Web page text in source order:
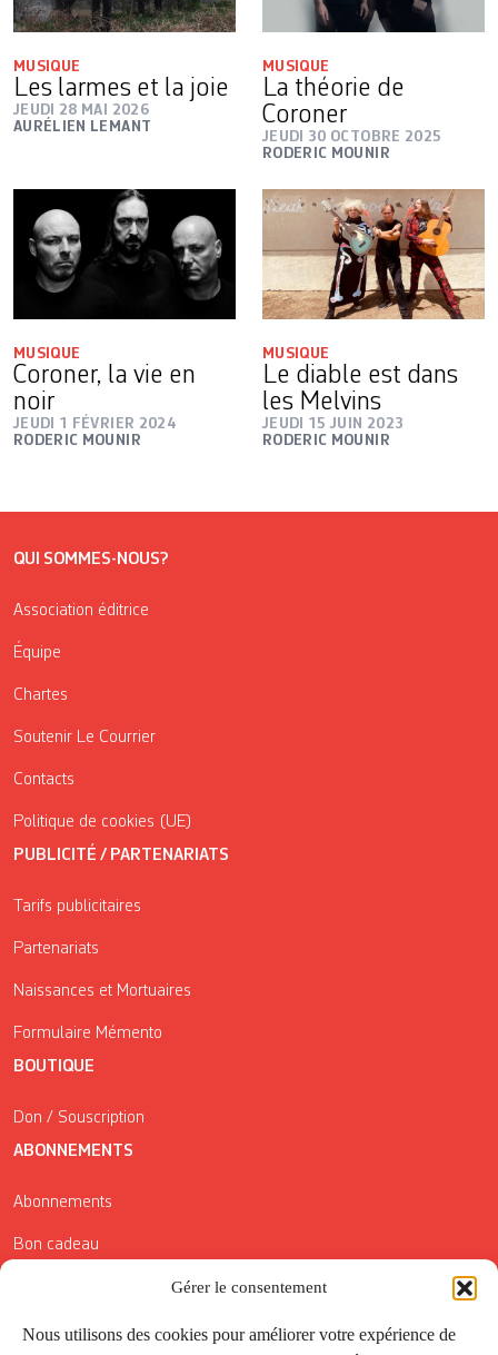
Gérer le consentement
Nous utilisons des cookies pour améliorer votre expérience de
MUSIQUE
Les larmes et la joie
JEUDI 28 MAI 2026
AURÉLIEN LEMANT
MUSIQUE
La théorie de
Coroner
JEUDI 30 OCTOBRE 2025
RODERIC MOUNIR
MUSIQUE
Coroner, la vie en
noir
JEUDI 1 FÉVRIER 2024
RODERIC MOUNIR
MUSIQUE
Le diable est dans
les Melvins
JEUDI 15 JUIN 2023
RODERIC MOUNIR
QUI SOMMES-NOUS?
Association éditrice
Équipe
Chartes
Soutenir Le Courrier
Contacts
Politique de cookies (UE)
PUBLICITÉ / PARTENARIATS
Tarifs publicitaires
Partenariats
Naissances et Mortuaires
Formulaire Mémento
BOUTIQUE
Don / Souscription
ABONNEMENTS
Abonnements
Bon cadeau
Conditions générales de vente
Réductions de la Carte Côté Courrier